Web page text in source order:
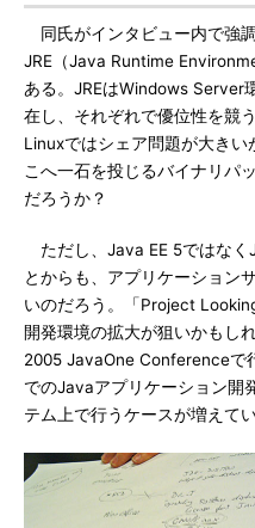
同氏がインタビュー内で強調
JRE（Java Runtime
ある。JREはWindows Server
在し、それぞれで優位性を競
Linuxではシェア問題が大き
こへ一石を投じるバイナリパ
だろうか？
ただし、Java EE 5ではなく
とからも、アプリケーション
いのだろう。「Project
開発環境の拡大が狙いかもし
2005 JavaOne Conferenceで
でのJavaアプリケーション開
テム上で行うケースが増えて